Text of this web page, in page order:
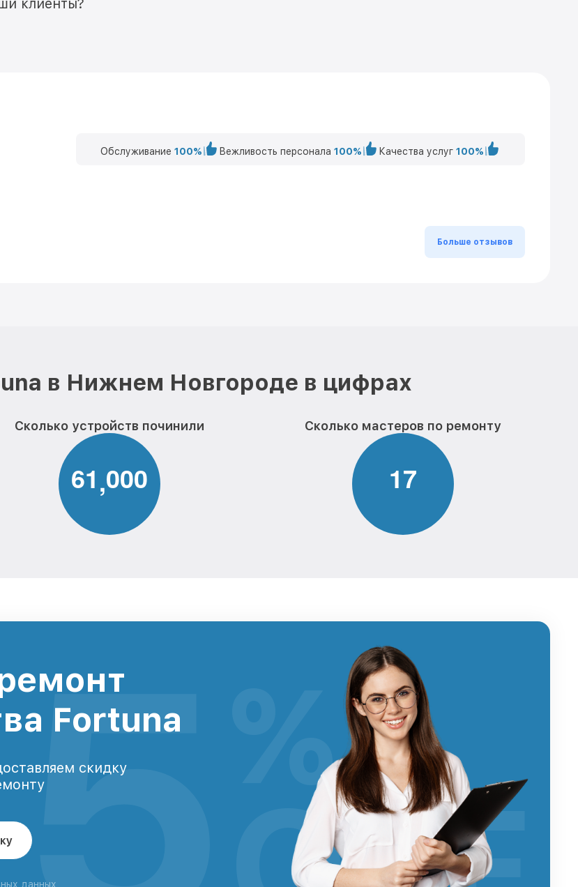
клиенты?
Обслуживание 100% Вежливость персонала 100% Качества услуг 100%
Больше отзывов
в Нижнем Новгороде в цифрах
Сколько устройств починили
61,000
Сколько мастеров по ремонту
17
Fortuna
скидку
данных
%